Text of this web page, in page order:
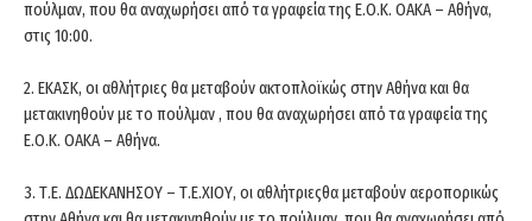
πούλμαν, που θα αναχωρήσει από τα γραφεία της Ε.Ο.Κ. ΟΑΚΑ – Αθήνα,
στις 10:00.
2. ΕΚΑΣΚ, οι αθλήτριες θα μεταβούν ακτοπλοϊκώς στην Αθήνα και θα
μετακινηθούν με το πούλμαν , που θα αναχωρήσει από τα γραφεία της
Ε.Ο.Κ. ΟΑΚΑ – Αθήνα.
3. Τ.Ε. ΔΩΔΕΚΑΝΗΣΟΥ – Τ.Ε.ΧΙΟΥ, οι αθλήτριεςθα μεταβούν αεροπορικώς